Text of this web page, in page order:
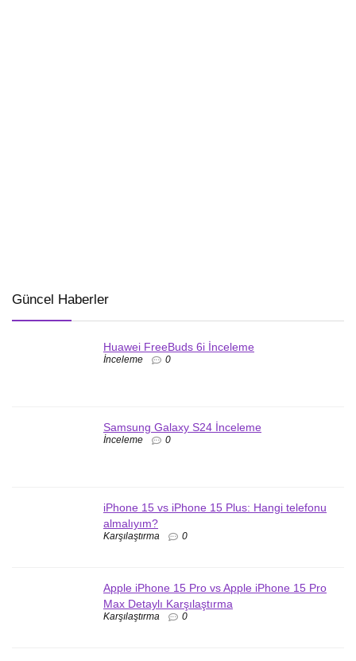
Güncel Haberler
Huawei FreeBuds 6i İnceleme
İnceleme 0
Samsung Galaxy S24 İnceleme
İnceleme 0
iPhone 15 vs iPhone 15 Plus: Hangi telefonu
almalıyım?
Karşılaştırma 0
Apple iPhone 15 Pro vs Apple iPhone 15 Pro
Max Detaylı Karşılaştırma
Karşılaştırma 0